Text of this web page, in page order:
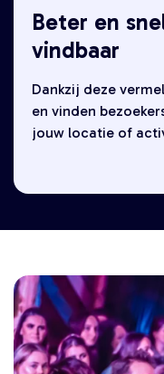
Beter en
vindbaar
Dankzij deze
en vinden
jouw locatie of